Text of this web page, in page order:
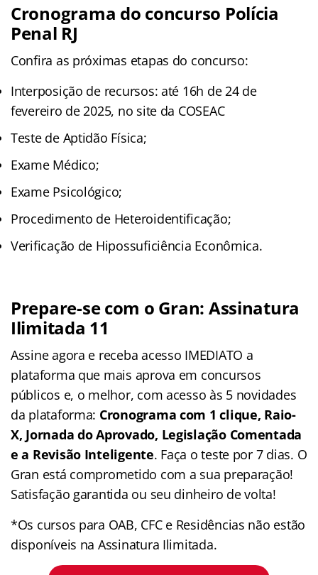
Cronograma do concurso Polícia
Penal RJ
Confira as próximas etapas do concurso:
Interposição de recursos: até 16h de 24 de
fevereiro de 2025, no site da COSEAC
Teste de Aptidão Física;
Exame Médico;
Exame Psicológico;
Procedimento de Heteroidentificação;
Verificação de Hipossuficiência Econômica.
Prepare-se com o Gran: Assinatura
Ilimitada 11
Assine agora e receba acesso IMEDIATO a
plataforma que mais aprova em concursos
públicos e, o melhor, com acesso às 5 novidades
da plataforma: Cronograma com 1 clique, Raio-
X, Jornada do Aprovado, Legislação Comentada
e a Revisão Inteligente. Faça o teste por 7 dias. O
Gran está comprometido com a sua preparação!
Satisfação garantida ou seu dinheiro de volta!
*Os cursos para OAB, CFC e Residências não estão
disponíveis na Assinatura Ilimitada.